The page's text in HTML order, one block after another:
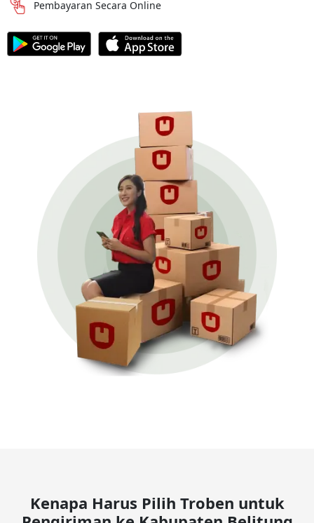
Pembayaran Secara Online
Kenapa Harus Pilih Troben untuk